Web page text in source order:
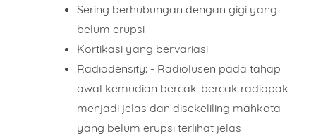
Sering berhubungan dengan gigi yang
belum erupsi
Kortikasi yang bervariasi
Radiodensity: - Radiolusen pada tahap
awal kemudian bercak-bercak radiopak
menjadi jelas dan disekeliling mahkota
yang belum erupsi terlihat jelas